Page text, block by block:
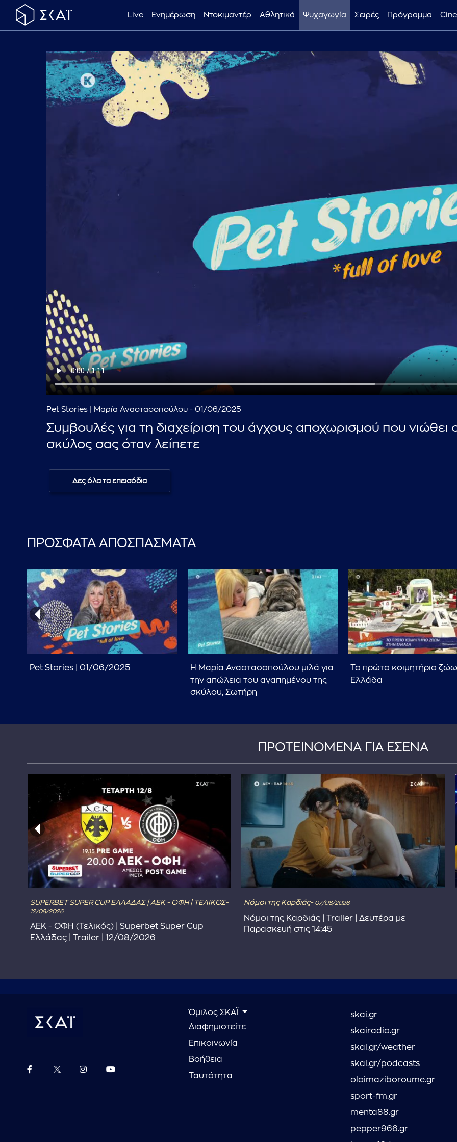
Live Ενημέρωση Ντοκιμαντέρ Αθλητικά Ψυχαγωγία Σειρές Πρόγραμμα
...πληκτρολογήστε κείμενο προς αναζήτηση
Pet Stories | Μαρία Αναστασοπούλου - 01/06/2025
Συμβουλές για τη διαχείριση του άγχους αποχωρισμού που νιώθει
σκύλος σας όταν λείπετε
Δες όλα τα επεισόδια
ΠΡΟΣΦΑΤΑ ΑΠΟΣΠΑΣΜΑΤΑ
Pet Stories | 01/06/2025
Η Μαρία Αναστασοπούλου μιλά για
την απώλεια του αγαπημένου της
σκύλου, Σωτήρη
Το πρώτο κοιμητήριο
Ελλάδα
ΠΡΟΤΕΙΝΟΜΕΝΑ ΓΙΑ ΕΣΕΝΑ
SUPERBET SUPER CUP ΕΛΛΑΔΑΣ | ΑΕΚ - ΟΦΗ | ΤΕΛΙΚΟΣ-
12/08/2026
ΑΕΚ - ΟΦΗ (Τελικός) | Superbet Super Cup
Ελλάδας | Trailer | 12/08/2026
Νόμοι της Καρδιάς- 07/08/2026
Νόμοι της Καρδιάς | Trailer | Δευτέρα με
Παρασκευή στις 14:45
Όμιλος ΣΚΑΪ
Διαφημιστείτε
Επικοινωνία
Βοήθεια
Ταυτότητα
skai.gr
skairadio.gr
skai.gr/weather
skai.gr/podcasts
oloimaziboroume.gr
sport-fm.gr
menta88.gr
pepper966.gr